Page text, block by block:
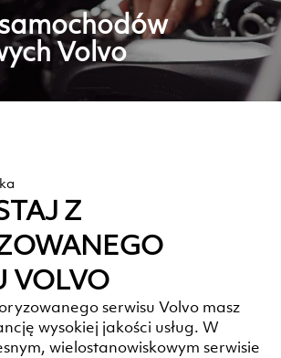
Volvo
Z
VOLVO
serwisu Volvo masz
wysokiej jakości usług. W
wielostanowiskowym serwisie